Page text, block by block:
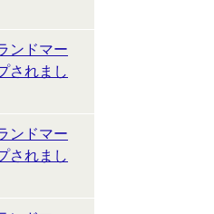
ンドマー
されまし
ンドマー
されまし